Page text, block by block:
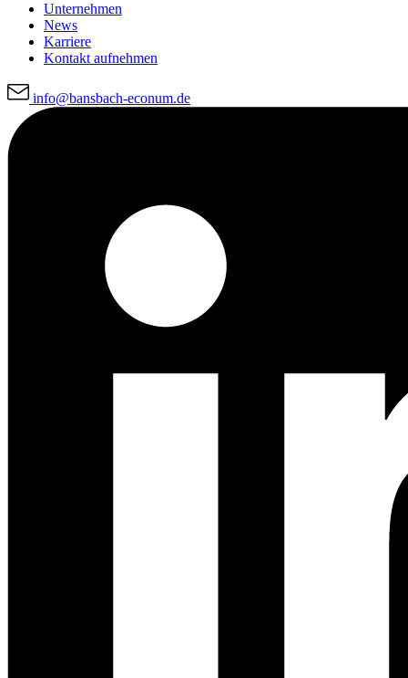
Unternehmen
News
Karriere
Kontakt aufnehmen
info@bansbach-econum.de